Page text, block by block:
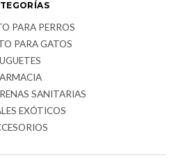
PARA PERROS
PARA GATOS
SANITARIAS
EXÓTICOS